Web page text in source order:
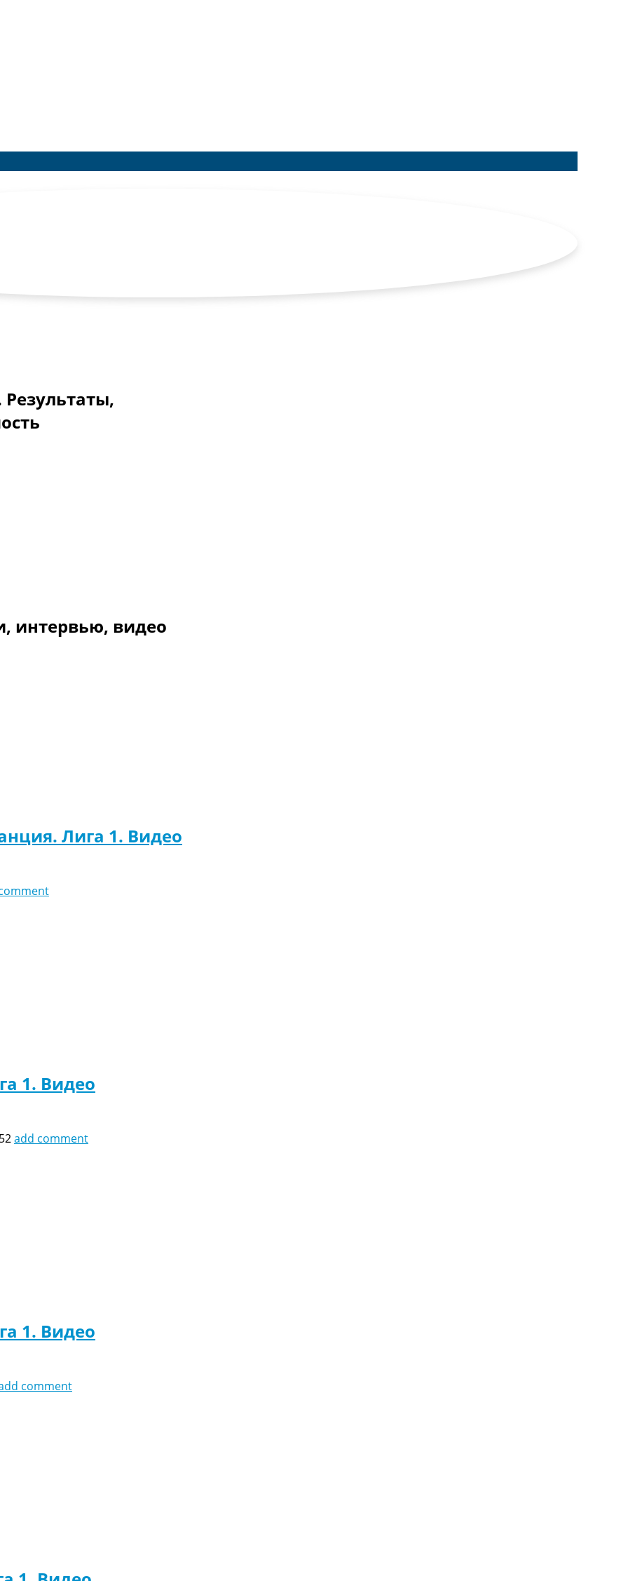
Результаты,
интервью, видео
Лига 1. Видео
1. Видео
add comment
1. Видео
comment